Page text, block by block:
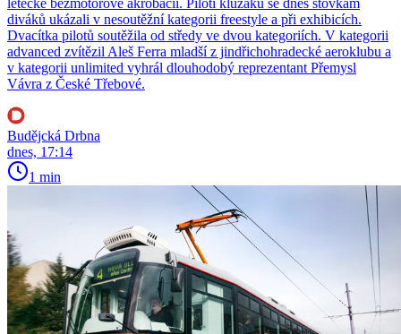
diváků ukázali v nesoutěžní kategorii freestyle a při exhibicích.
Dvacítka pilotů soutěžila od středy ve dvou kategoriích. V kategorii
advanced zvítězil Aleš Ferra mladší z jindřichohradecké aeroklubu a
v kategorii unlimited vyhrál dlouhodobý reprezentant Přemysl
Vávra z České Třebové.
Budějcká Drbna
dnes, 17:14
1 min